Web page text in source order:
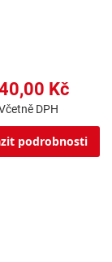
Kč
DPH
podrobnosti
stránku